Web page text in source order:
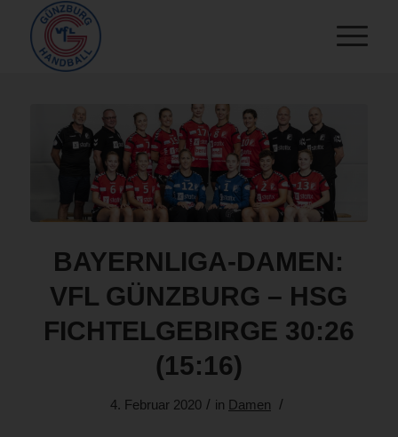
BAYERNLIGA-DAMEN:
VFL GÜNZBURG – HSG
FICHTELGEBIRGE 30:26
(15:16)
4. Februar 2020 / in Damen /